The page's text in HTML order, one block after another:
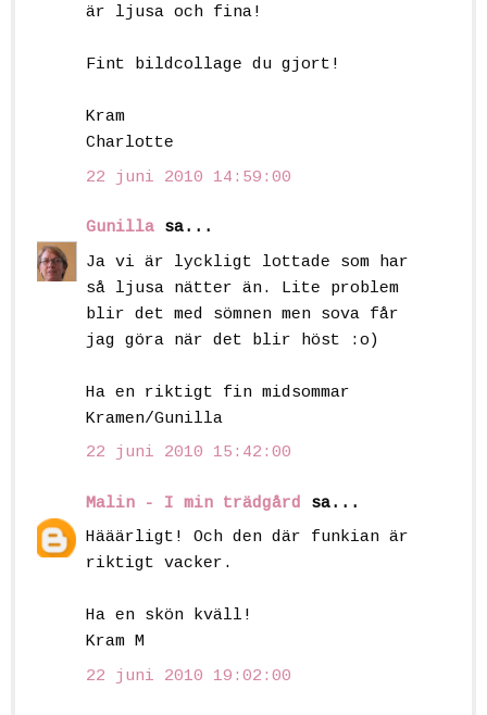
är ljusa och fina!
Fint bildcollage du gjort!
Kram
Charlotte
22 juni 2010 14:59:00
Gunilla sa...
Ja vi är lyckligt lottade som har
så ljusa nätter än. Lite problem
blir det med sömnen men sova får
jag göra när det blir höst :o)
Ha en riktigt fin midsommar
Kramen/Gunilla
22 juni 2010 15:42:00
Malin - I min trädgård sa...
Hääärligt! Och den där funkian är
riktigt vacker.
Ha en skön kväll!
Kram M
22 juni 2010 19:02:00